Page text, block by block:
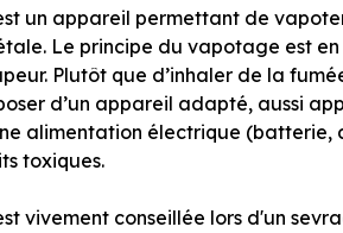
un appareil permettant de
Le principe du vapotage est
Plutôt que d’inhaler de la
d’un appareil adapté, aussi
alimentation électrique
toxiques.
vivement conseillée lors d'un